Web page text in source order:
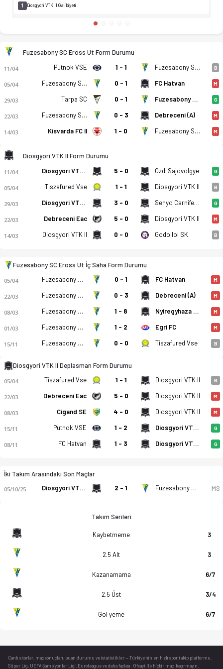
1 Diosgyori VTK II Galibiyeti
Fuzesabony SC Eross Ut Form Durumu
11/04 Putnok VSE 1 - 1 Fuzesabony SC Eross Ut B
05/04 Fuzesabony SC Eross Ut 0 - 1 FC Hatvan M
29/03 Tarpa SC 0 - 1 Fuzesabony SC Eross Ut G
22/03 Fuzesabony SC Eross Ut 0 - 3 Debreceni (A) M
14/03 Kisvarda FC II 1 - 0 Fuzesabony SC Eross Ut M
Diosgyori VTK II Form Durumu
11/04 Diosgyori VTK II 5 - 0 Ozd-Sajovolgye G
05/04 Tiszafured Vse 1 - 1 Diosgyori VTK II B
29/03 Diosgyori VTK II 3 - 0 Senyo Carnifex FC G
22/03 Debreceni Eac 5 - 0 Diosgyori VTK II M
14/03 Diosgyori VTK II 0 - 0 Godolloi SK B
Fuzesabony SC Eross Ut İç Saha Form Durumu
05/04 Fuzesabony SC Eross Ut 0 - 1 FC Hatvan M
22/03 Fuzesabony SC Eross Ut 0 - 3 Debreceni (A) M
08/03 Fuzesabony SC Eross Ut 1 - 8 Nyiregyhaza Spartacus FC II M
01/03 Fuzesabony SC Eross Ut 1 - 2 Egri FC M
15/11 Fuzesabony SC Eross Ut 0 - 0 Tiszafured Vse B
Diosgyori VTK II Deplasman Form Durumu
05/04 Tiszafured Vse 1 - 1 Diosgyori VTK II B
22/03 Debreceni Eac 5 - 0 Diosgyori VTK II M
08/03 Cigand SE 4 - 0 Diosgyori VTK II M
15/11 Putnok VSE 1 - 2 Diosgyori VTK II G
08/11 FC Hatvan 1 - 3 Diosgyori VTK II G
İki Takım Arasındaki Son Maçlar
05/10/25 Diosgyori VTK II 2 - 1 Fuzesabony SC Eross Ut MS
Takım Serileri
Kaybetmeme 3
2.5 Alt 3
Kazanamama 6/7
2.5 Üst 3/4
Gol yeme 6/7
Canlı skorlar , maç sonuçları, puan durumu ve istatistikler — Türkiye’nin en hızlı spor takip platformu.
Süper Lig, UEFA Şampiyonlar Ligi, Euroleague ve daha fazlası. Ofsayt ile hiçbir maçı kaçırmayın.